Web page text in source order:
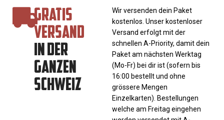
GRATIS
VERSAND
IN DER
GANZEN
SCHWEIZ
Wir versenden dein Paket
kostenlos. Unser kostenloser
Versand erfolgt mit der
schnellen A-Priority, damit dein
Paket am nächsten Werktag
(Mo-Fr) bei dir ist (sofern bis
16:00 bestellt und ohne
grössere Mengen
Einzelkarten). Bestellungen
welche am Freitag eingehen